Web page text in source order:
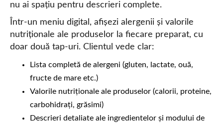
nu ai spațiu pentru descrieri complete.
Într-un meniu digital, afișezi alergenii și valorile
nutriționale ale produselor la fiecare preparat, cu
doar două tap-uri. Clientul vede clar:
Lista completă de alergeni (gluten, lactate, ouă,
fructe de mare etc.)
Valorile nutriționale ale produselor (calorii, proteine,
carbohidrați, grăsimi)
Descrieri detaliate ale ingredientelor și modului de